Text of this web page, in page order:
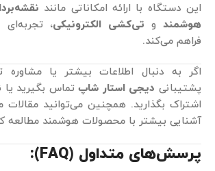
این دستگاه با ارائه امکاناتی مانند
هوشمند و تی‌کشی الکترونیکی، تجربه‌ای
فراهم می‌کند.
اگر به دنبال اطلاعات بیشتر یا
پشتیبانی دیجی استار شاپتماس بگیرید یا
اشتراک بگذارید. همچنین می‌توانید مقالات
آشنایی بیشتر با محصولات هوشمند مطالعه
پرسش‌های متداول (FAQ):